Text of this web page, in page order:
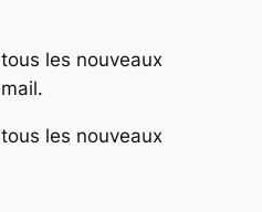
les nouveaux
les nouveaux